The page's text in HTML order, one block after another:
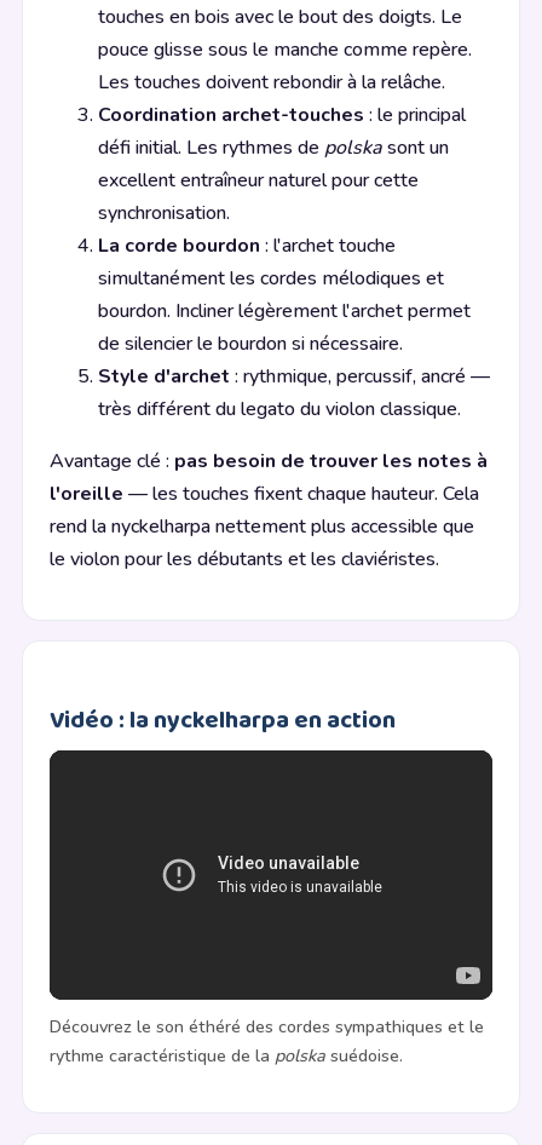
touches en bois avec le bout des doigts. Le
pouce glisse sous le manche comme repère.
Les touches doivent rebondir à la relâche.
Coordination archet-touches : le principal
défi initial. Les rythmes de polskasont un
excellent entraîneur naturel pour cette
synchronisation.
La corde bourdon : l'archet touche
simultanément les cordes mélodiques et
bourdon. Incliner légèrement l'archet permet
de silencier le bourdon si nécessaire.
Style d'archet : rythmique, percussif, ancré —
très différent du legato du violon classique.
Avantage clé : pas besoin de trouver les notes à
l'oreille — les touches fixent chaque hauteur. Cela
rend la nyckelharpa nettement plus accessible que
le violon pour les débutants et les claviéristes.
Vidéo : la nyckelharpa en action
Découvrez le son éthéré des cordes sympathiques et le
rythme caractéristique de la polska suédoise.